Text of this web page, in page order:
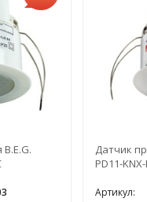
Датчик
PD11-
Артикул: